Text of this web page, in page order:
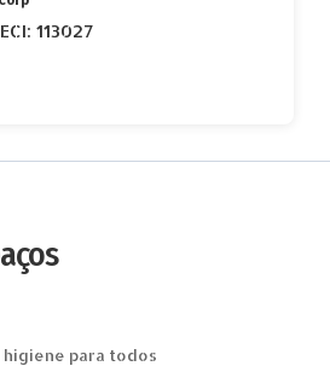
113027
higiene para todos